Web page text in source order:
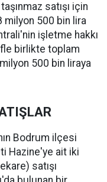
satışı için
milyon 500 bin lira
işletme hakkı
birlikte toplam
500 bin liraya
Bodrum ilçesi
Hazine'ye ait iki
satışı